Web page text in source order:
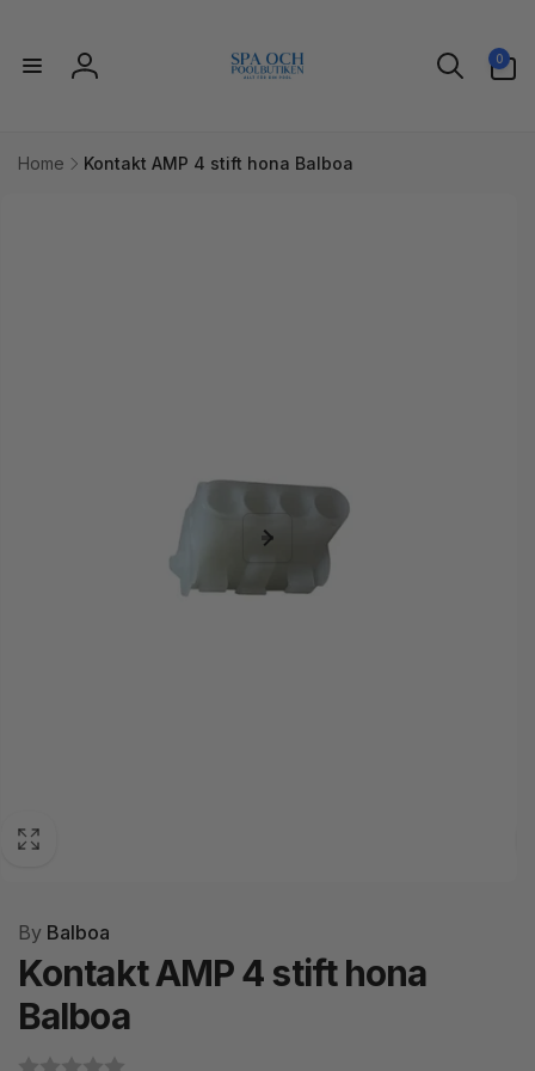
innehåll
Logga
0
artiklar
Home
Kontakt AMP 4 stift hona Balboa
By Balboa
Kontakt AMP 4 stift hona
Balboa